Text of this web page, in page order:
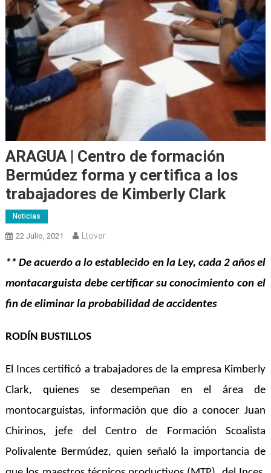
ARAGUA | Centro de formación
Bermúdez forma y certifica a los
trabajadores de Kimberly Clark
Noticias
22 Julio, 2021 Ltovar
** De acuerdo a lo establecido en la Ley, cada 2 años el
montacarguista debe certificar su conocimiento con el
fin de eliminar la probabilidad de accidentes
RODÍN BUSTILLOS
El Inces certificó a trabajadores de la empresa Kimberly
Clark, quienes se desempeñan en el área de
montocarguistas, información que dio a conocer Juan
Chirinos, jefe del Centro de Formación Scoalista
Polivalente Bermúdez, quien señaló la importancia de